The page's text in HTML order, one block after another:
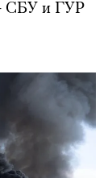
СБУ и ГУР